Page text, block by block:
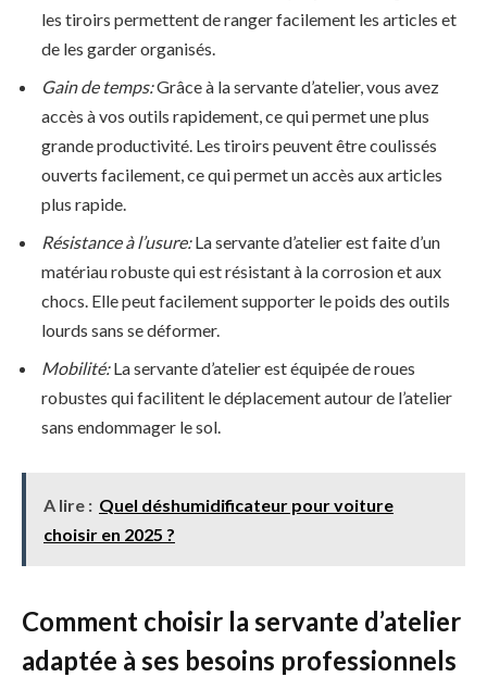
les tiroirs permettent de ranger facilement les articles et
de les garder organisés.
Gain de temps:Grâce à la servante d’atelier, vous avez
accès à vos outils rapidement, ce qui permet une plus
grande productivité. Les tiroirs peuvent être coulissés
ouverts facilement, ce qui permet un accès aux articles
plus rapide.
Résistance à l’usure:La servante d’atelier est faite d’un
matériau robuste qui est résistant à la corrosion et aux
chocs. Elle peut facilement supporter le poids des outils
lourds sans se déformer.
Mobilité:La servante d’atelier est équipée de roues
robustes qui facilitent le déplacement autour de l’atelier
sans endommager le sol.
A lire : Quel déshumidificateur pour voiture
choisir en 2025 ?
Comment choisir la servante d’atelier
adaptée à ses besoins professionnels